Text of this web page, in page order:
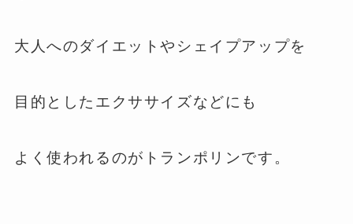
大人へのダイエットやシェイプアップを
目的としたエクササイズなどにも
よく使われるのがトランポリンです。